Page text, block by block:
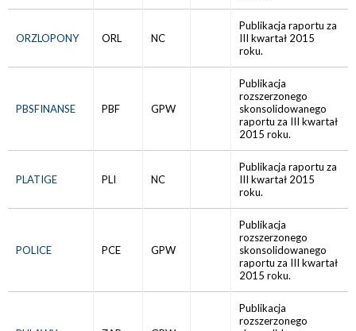
ORZLOPONY ORL NC
Publikacja raportu za
III kwartał 2015
roku.
PBSFINANSE PBF GPW
Publikacja
rozszerzonego
skonsolidowanego
raportu za III kwartał
2015 roku.
PLATIGE PLI NC
Publikacja raportu za
III kwartał 2015
roku.
POLICE PCE GPW
Publikacja
rozszerzonego
skonsolidowanego
raportu za III kwartał
2015 roku.
Publikacja
rozszerzonego